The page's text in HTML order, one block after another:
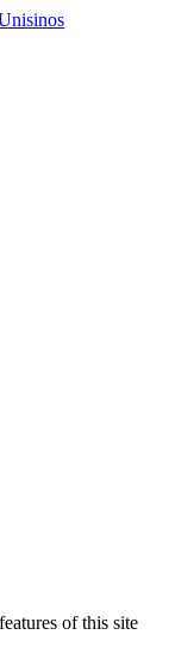
of this site